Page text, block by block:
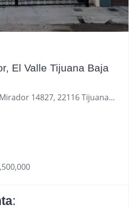
El Valle Tijuana Baja
Privada Paseo Del Mirador 14827, 22116 Tijuana, Baja California, México
: